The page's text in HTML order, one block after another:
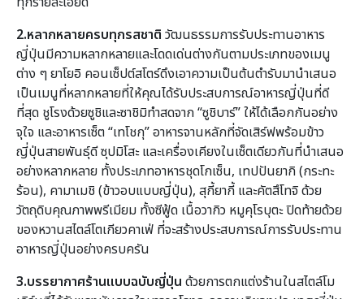
2.หลากหลายครบทุกรสชาติ วัฒนธรรมการรับประทานอาหาร
ญี่ปุ่นมีความหลากหลายและโดดเด่นต่างกันตามประเภทของเมนู
ต่าง ๆ ยาโยอิ คอนเซ็ปต์สโตร์ดึงเอาความเป็นต้นตำรับมานำเสนอ
เป็นเมนูที่หลากหลายที่ให้คุณได้รับประสบการณ์อาหารญี่ปุ่นที่ดี
ที่สุด ชูโรงด้วยซูชิและซาชิมิทำสดจาก “ซูชิบาร์” ให้ได้เลือกกันอย่าง
จุใจ และอาหารเซ็ต “เทโชกุ” อาหารจานหลักที่จัดเสิร์ฟพร้อมข้าว
ญี่ปุ่นสายพันธุ์ดี ซุปมิโสะ และเครื่องเคียงในเซ็ตเดียวกันที่นำเสนอ
อย่างหลากหลาย ทั้งประเภทอาหารชุดโกเซ็น, เทปปันยากิ (กระทะ
ร้อน), คามาเมชิ (ข้าวอบแบบญี่ปุ่น), สุกี้ยากี้ และคัตสึโทจิ ด้วย
วัตถุดิบคุณภาพพรีเมียม ทั้งซีฟู้ด เนื้อวากิว หมูคุโรบุตะ ปิดท้ายด้วย
ของหวานสไตล์โตเกียวคาเฟ่ ที่จะสร้างประสบการณ์การรับประทาน
อาหารญี่ปุ่นอย่างครบครัน
3.บรรยากาศร้านแบบฉบับญี่ปุ่น ด้วยการตกแต่งร้านในสไตล์โม